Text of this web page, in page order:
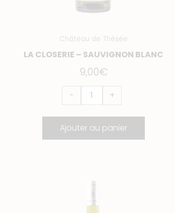
Château de Thésée
LA CLOSERIE – SAUVIGNON BLANC
9,00€
- +
Ajouter au panier